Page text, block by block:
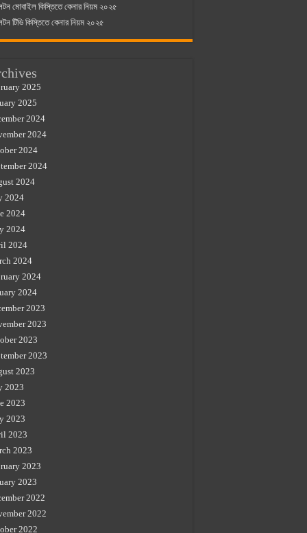
মোবাইল কিস্তিতে কেনার নিয়ম ২০২৫
টিভি কিস্তিতে কেনার নিয়ম ২০২৫
2025
2025
2024
2024
2024
2024
2024
2024
2024
2024
2024
2024
2024
2024
2023
2023
2023
2023
2023
2023
2023
2023
2023
2023
2023
2023
2022
2022
2022